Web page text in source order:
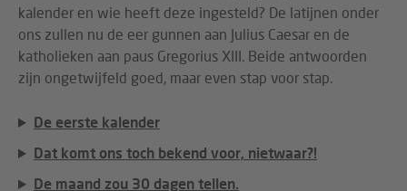
kalender en wie heeft deze ingesteld? De latijnen onder
ons zullen nu de eer gunnen aan Julius Caesar en de
katholieken aan paus Gregorius XIII. Beide antwoorden
zijn ongetwijfeld goed, maar even stap voor stap.
De eerste kalender
Dat komt ons toch bekend voor, nietwaar?!
De maand zou 30 dagen tellen.